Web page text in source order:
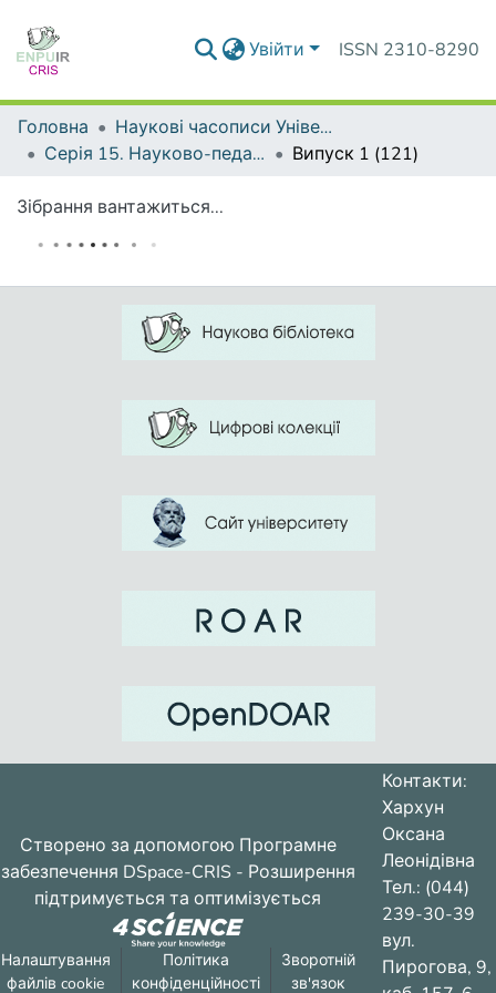
Увійти ISSN 2310-8290
Головна
Наукові часописи Університету
Серія 15. Науково-педагогічні проблеми фізичної культури (фізична культура і спорт)
Випуск 1 (121)
Зібрання вантажиться...
Створено за допомогою Програмне
забезпечення DSpace-CRIS - Розширення
підтримується та оптимізується
Налаштування
файлів cookie
Політика
конфіденційності
Зворотній
зв'язок
Контакти:
Хархун
Оксана
Леонідівна
Тел.: (044)
239-30-39
вул.
Пирогова, 9,